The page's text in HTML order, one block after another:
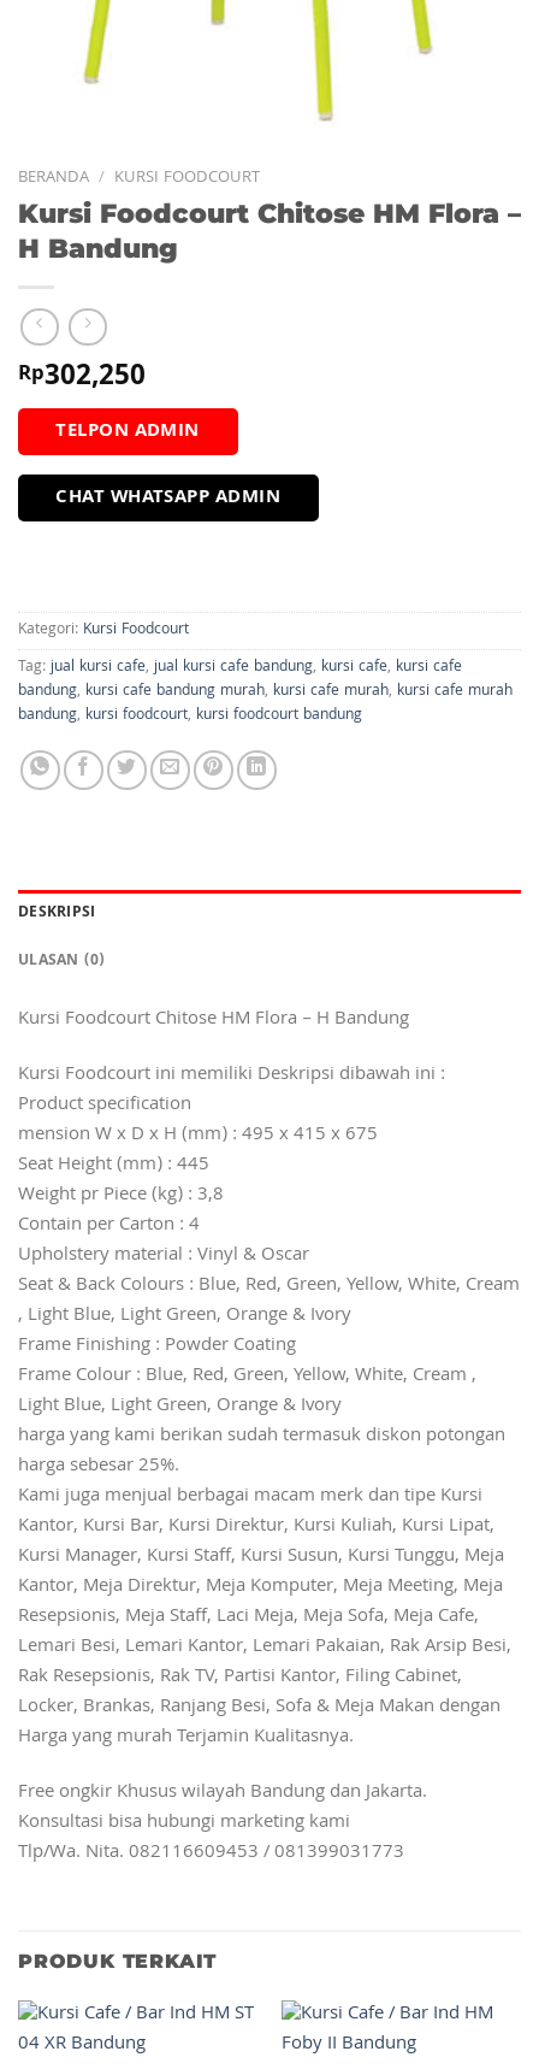
BERANDA / KURSI FOODCOURT
Kursi Foodcourt Chitose HM Flora –
H Bandung
Rp302,250
TELPON ADMIN
CHAT WHATSAPP ADMIN
Kategori: Kursi Foodcourt
Tag:jual kursi cafe,jual kursi cafe bandung, kursi cafe, kursi cafe
bandung, kursi cafe bandung murah, kursi cafe murah, kursi cafe murah
bandung, kursi foodcourt, kursi foodcourt bandung
DESKRIPSI
ULASAN (0)
Kursi Foodcourt Chitose HM Flora – H Bandung
Kursi Foodcourt ini memiliki Deskripsi dibawah ini :
Product specification
mension W x D x H (mm) : 495 x 415 x 675
Seat Height (mm) : 445
Weight pr Piece (kg) : 3,8
Contain per Carton : 4
Upholstery material : Vinyl & Oscar
Seat & Back Colours : Blue, Red, Green, Yellow, White, Cream
, Light Blue, Light Green, Orange & Ivory
Frame Finishing : Powder Coating
Frame Colour : Blue, Red, Green, Yellow, White, Cream ,
Light Blue, Light Green, Orange & Ivory
harga yang kami berikan sudah termasuk diskon potongan
harga sebesar 25%.
Kami juga menjual berbagai macam merk dan tipe Kursi
Kantor, Kursi Bar, Kursi Direktur, Kursi Kuliah, Kursi Lipat,
Kursi Manager, Kursi Staff, Kursi Susun, Kursi Tunggu, Meja
Kantor, Meja Direktur, Meja Komputer, Meja Meeting, Meja
Resepsionis, Meja Staff, Laci Meja, Meja Sofa, Meja Cafe,
Lemari Besi, Lemari Kantor, Lemari Pakaian, Rak Arsip Besi,
Rak Resepsionis, Rak TV, Partisi Kantor, Filing Cabinet,
Locker, Brankas, Ranjang Besi, Sofa & Meja Makan dengan
Harga yang murah Terjamin Kualitasnya.
Free ongkir Khusus wilayah Bandung dan Jakarta.
Konsultasi bisa hubungi marketing kami
Tlp/Wa. Nita. 082116609453 / 081399031773
PRODUK TERKAIT